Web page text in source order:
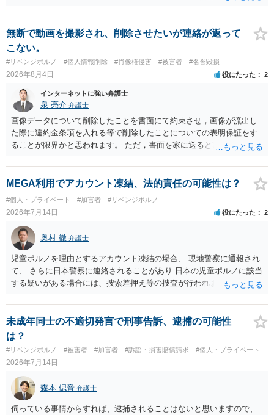
無断で動画を撮影され、削除させたいが連絡が返って
こない。
#リベンジポルノ #個人情報削除 #肖像権侵害 #被害者 #名誉毀損
2026年8月4日 役にたった 2
インターネットに強い弁護士
泉 亮介 弁護士
画像データについて削除したことを書面にて約束させ，画像が流出し
た際に違約金条項を入れる等で削除したことについての表明保証をす
ることが限界かと思われます。 ただ，書面を家に送ると家族に不貞行
除等を求めることは避けたほうが良いかと思われます。
MEGA利用でアカウント凍結、法的責任の可能性は？
#個人・プライベート #加害者 #リベンジポルノ
2026年7月14日 役にたった 2
奥村 徹 弁護士
児童ポルノを理由とするアカウント凍結の場合、 現地警察に通報され
て、 さらに日本警察に連絡されることがあり 日本の児童ポルノに該当
する疑いがある場合には、捜索差押え等の捜査が行われます。 実際に
ください。
未成年同士の不適切発言で刑事告訴、逮捕の可能性
は？
#リベンジポルノ #被害者 #加害者 #訴訟・損害賠償請求 #個人・プライベート
2026年7月14日
森本 偲音 弁護士
伺っている事情からすれば、逮捕されることはないと思いますので、